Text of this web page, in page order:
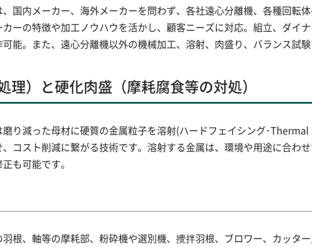
国内メーカー、海外メーカーを問わず、各社遠心分離機、各種回転
ーの特徴や加工ノウハウを活かし、顧客ニーズに対応。組立、ダイ
能。また、遠心分離機以外の機械加工、溶射、肉盛り、バランス試験
理）と硬化肉盛（摩耗腐食等の対処）
り減った母材に硬質の金属粒子を溶射(ハードフェイシング･
コスト削減に繋がる技術です。溶射する金属は、環境や用途に合わ
も可能です。
根、軸等の摩耗部、粉砕機や選別機、攪拌羽根、ブロワー、カッタ